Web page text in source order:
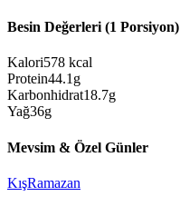
Besin Değerleri (1 Porsiyon)
Kalori578 kcal
Protein44.1 g
Karbonhidrat18.7g
Yağ36g
Mevsim & Özel Günler
KışRamazan